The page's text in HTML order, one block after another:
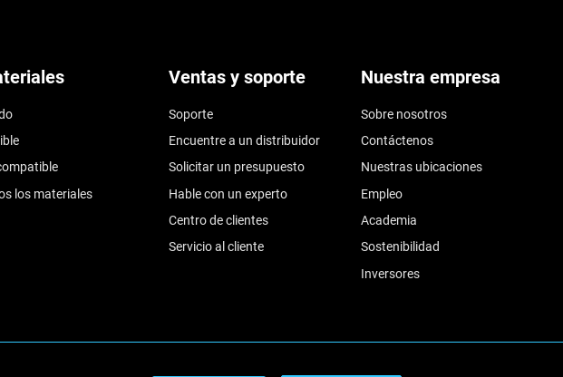
los materiales
Ventas y soporte
Soporte
Encuentre a un distribuidor
Solicitar un presupuesto
Hable con un experto
Centro de clientes
Servicio al cliente
Nuestra empresa
Sobre nosotros
Contáctenos
Nuestras ubicaciones
Empleo
Academia
Sostenibilidad
Inversores